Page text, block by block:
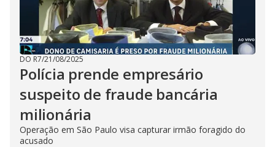
DO R7/21/08/2025
Polícia prende empresário
suspeito de fraude bancária
milionária
Operação em São Paulo visa capturar irmão foragido do
acusado